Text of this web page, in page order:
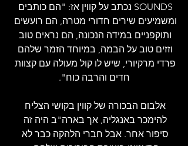
SOUNDS נכתב על קווין אז: "הם כותבים
ומשמיעים שירים חדורי מטרה, הם רועשים
ותוקפניים במידה הנכונה, הם נראים טוב
וזזים טוב על הבמה, במיוחד הזמר שלהם
פרדי מרקיורי, שיש לו קול מעולה עם קצוות
חדים והרבה כוח".
אלבום הבכורה של קווין בקושי הצליח
להימכר באנגליה, אך בארה"ב היה זה
סיפור אחר. אבל חברי הלהקה כבר לא